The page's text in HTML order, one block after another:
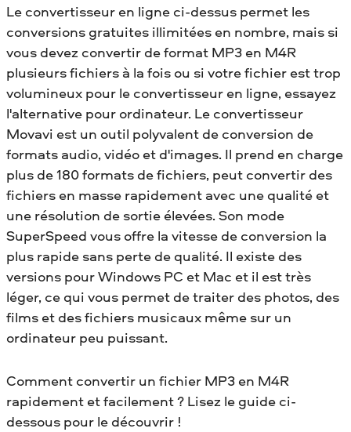
Le convertisseur en ligne ci-dessus permet les
conversions gratuites illimitées en nombre, mais si
vous devez convertir de format MP3 en M4R
plusieurs fichiers à la fois ou si votre fichier est trop
volumineux pour le convertisseur en ligne, essayez
l'alternative pour ordinateur. Le convertisseur
Movavi est un outil polyvalent de conversion de
formats audio, vidéo et d'images. Il prend en charge
plus de 180 formats de fichiers, peut convertir des
fichiers en masse rapidement avec une qualité et
une résolution de sortie élevées. Son mode
SuperSpeed vous offre la vitesse de conversion la
plus rapide sans perte de qualité. Il existe des
versions pour Windows PC et Mac et il est très
léger, ce qui vous permet de traiter des photos, des
films et des fichiers musicaux même sur un
ordinateur peu puissant.
Comment convertir un fichier MP3 en M4R
rapidement et facilement ? Lisez le guide ci-
dessous pour le découvrir !